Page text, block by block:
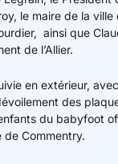
le maire de la ville
ainsi que
de l’Allier.
en extérieur,
des
du babyfoot
de Commentry.